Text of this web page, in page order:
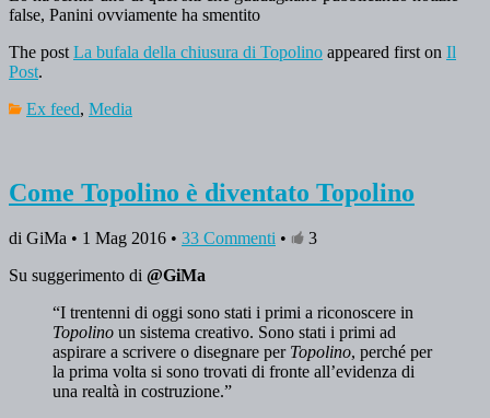
false, Panini ovviamente ha smentito
The post La bufala della chiusura di Topolino appeared first on Il
Post.
Ex feed, Media
Come Topolino è diventato Topolino
di GiMa • 1 Mag 2016 • 33 Commenti •
3
Su suggerimento di @GiMa
“I trentenni di oggi sono stati i primi a riconoscere in
Topolino un sistema creativo. Sono stati i primi ad
aspirare a scrivere o disegnare per Topolino, perché per
la prima volta si sono trovati di fronte all’evidenza di
una realtà in costruzione.”